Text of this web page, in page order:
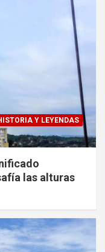
Y LEYENDAS
las alturas